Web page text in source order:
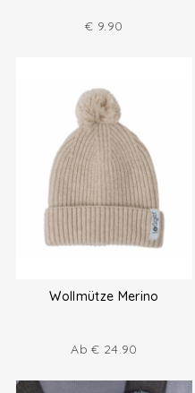
€ 9.90
Wollmütze Merino
Ab€ 24.90